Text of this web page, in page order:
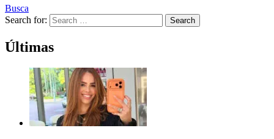
Busca
Search for:
Search
Últimas